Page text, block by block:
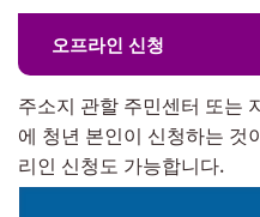
오프라인 신청
주소지 관할 주민센터 또는
에 청년 본인이 신청하는 것
리인 신청도 가능합니다.